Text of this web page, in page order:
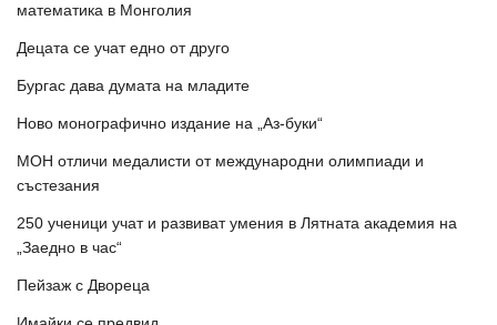
математика в Монголия
Децата се учат едно от друго
Бургас дава думата на младите
Ново монографично издание на „Аз-буки“
МОН отличи медалисти от международни олимпиади и
състезания
250 ученици учат и развиват умения в Лятната академия на
„Заедно в час“
Пейзаж с Двореца